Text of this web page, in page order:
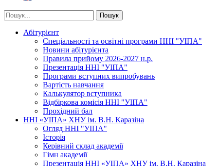
Пошук
Абітурієнт
Спеціальності та освітні програми ННІ "УІПА"
Новини абітурієнта
Правила прийому 2026-2027 н.р.
Презентація ННІ "УІПА"
Програми вступних випробувань
Вартість навчання
Калькулятор вступника
Відбіркова комісія ННІ "УІПА"
Прохідний бал
ННІ «УІПА» ХНУ ім. В.Н. Каразіна
Огляд ННІ "УІПА"
Історія
Керівний склад академії
Гімн академії
Презентація ННІ «УІПА» ХНУ ім. В.Н. Каразіна